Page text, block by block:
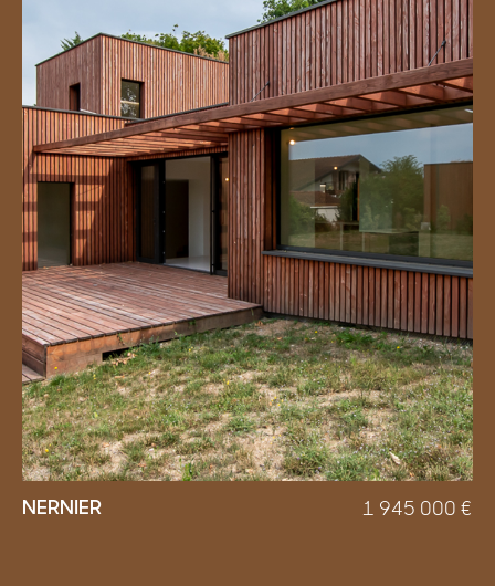
NERNIER 1 945 000 €